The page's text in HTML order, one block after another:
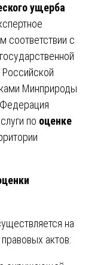
ущерба
соответствии с
Российской
Минприроды
по оценке
на
актов: